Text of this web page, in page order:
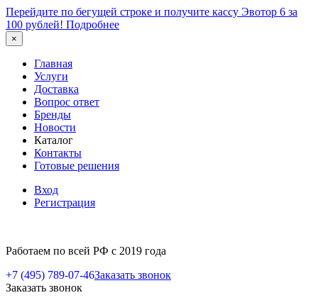
Перейдите по бегущей строке и получите кассу Эвотор 6 за
100 рублей! Подробнее
×
Главная
Услуги
Доставка
Вопрос ответ
Бренды
Новости
Каталог
Контакты
Готовые решения
Вход
Регистрация
Работаем по всей РФ с 2019 года
+7 (495) 789-07-46Заказать звонок
Заказать звонок